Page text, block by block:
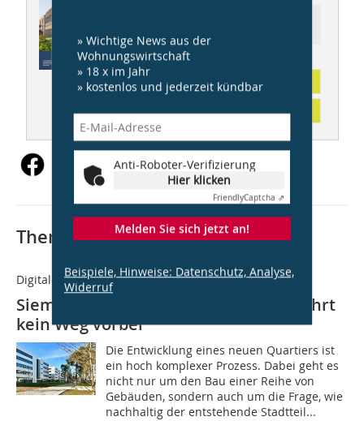
Abonnement
Inhaltsverzeichnis
» Wichtige News aus der
Wohnungswirtschaft
» 18 x im Jahr
» kostenlos und jederzeit kündbar
Anti-Roboter-Verifizierung
Hier klicken
FriendlyCaptcha ⇗
Melden Sie sich jetzt an!
Beispiele, Hinweise: Datenschutz, Analyse,
Widerruf
Thematisch passende Artikel:
Digitale Planung
Siemens Campus Erlangen: An BIM führt
kein Weg vorbei
Die Entwicklung eines neuen Quartiers ist
ein hoch komplexer Prozess. Dabei geht es
nicht nur um den Bau einer Reihe von
Gebäuden, sondern auch um die Frage, wie
nachhaltig der entstehende Stadtteil...